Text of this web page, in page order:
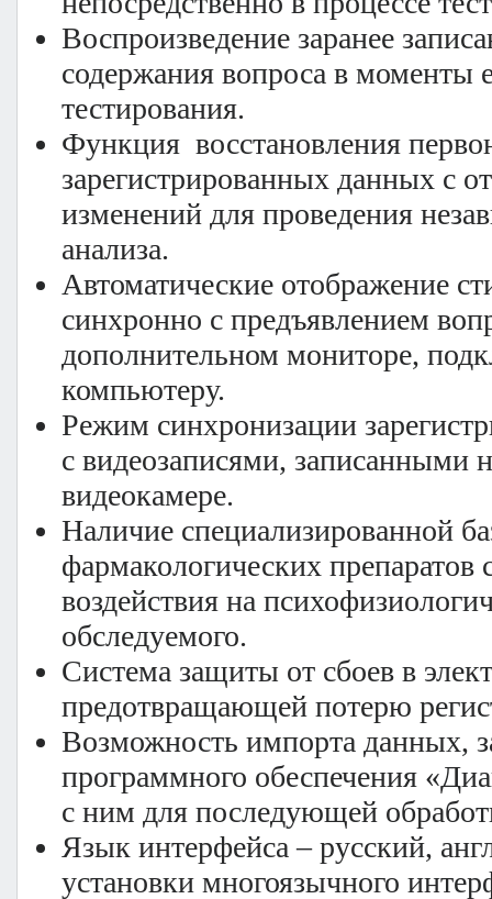
Воспроизведение заранее
содержания вопроса в моменты
тестирования.
Функция восстановления
зарегистрированных данных с
изменений для проведения
анализа.
Автоматические отображение
синхронно с предъявлением
дополнительном мониторе,
компьютеру.
Режим синхронизации
с видеозаписями, записанными
видеокамере.
Наличие специализированной
фармакологических препаратов
воздействия на
обследуемого.
Система защиты от сбоев в
предотвращающей потерю
Возможность импорта данных,
программного обеспечения
с ним для последующей
Язык интерфейса – русский,
установки многоязычного